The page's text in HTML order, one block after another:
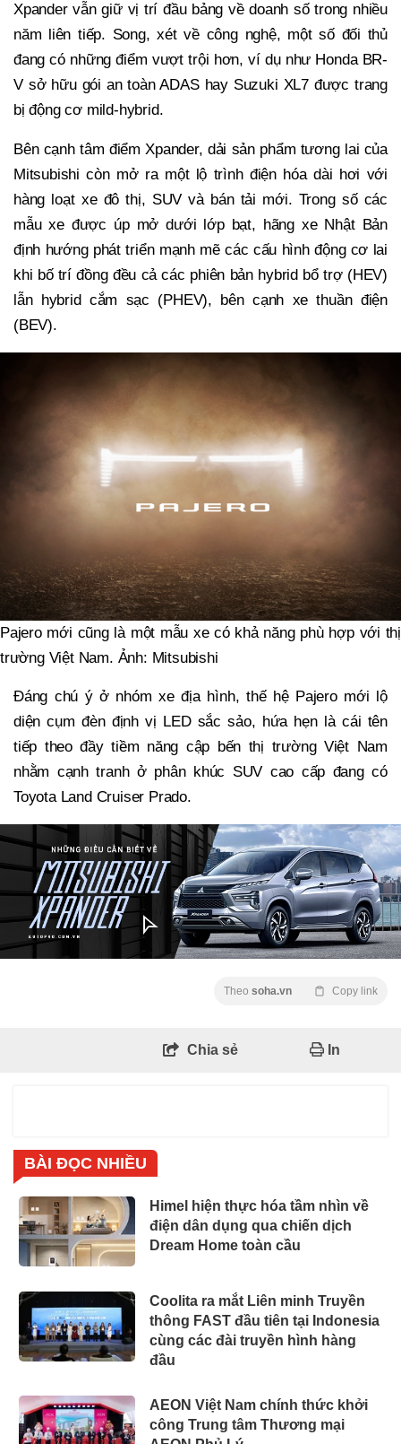
Xpander vẫn giữ vị trí đầu bảng về doanh số trong nhiều
năm liên tiếp. Song, xét về công nghệ, một số đối thủ
đang có những điểm vượt trội hơn, ví dụ như Honda BR-
V sở hữu gói an toàn ADAS hay Suzuki XL7 được trang
bị động cơ mild-hybrid.
Bên cạnh tâm điểm Xpander, dải sản phẩm tương lai của
Mitsubishi còn mở ra một lộ trình điện hóa dài hơi với
hàng loạt xe đô thị, SUV và bán tải mới. Trong số các
mẫu xe được úp mở dưới lớp bạt, hãng xe Nhật Bản
định hướng phát triển mạnh mẽ các cấu hình động cơ lai
khi bố trí đồng đều cả các phiên bản hybrid bổ trợ (HEV)
lẫn hybrid cắm sạc (PHEV), bên cạnh xe thuần điện
(BEV).
Pajero mới cũng là một mẫu xe có khả năng phù hợp với thị
trường Việt Nam. Ảnh: Mitsubishi
Đáng chú ý ở nhóm xe địa hình, thế hệ Pajero mới lộ
diện cụm đèn định vị LED sắc sảo, hứa hẹn là cái tên
tiếp theo đầy tiềm năng cập bến thị trường Việt Nam
nhằm cạnh tranh ở phân khúc SUV cao cấp đang có
Toyota Land Cruiser Prado.
Theo soha.vn Copy link
Chia sẻ In
BÀI ĐỌC NHIỀU
Himel hiện thực hóa tầm nhìn về
điện dân dụng qua chiến dịch
Dream Home toàn cầu
Coolita ra mắt Liên minh Truyền
thông FAST đầu tiên tại Indonesia
cùng các đài truyền hình hàng
đầu
AEON Việt Nam chính thức khởi
công Trung tâm Thương mại